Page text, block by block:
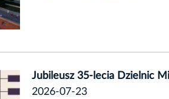
Jubileusz 35-lecia Dzielnic
2026-07-23